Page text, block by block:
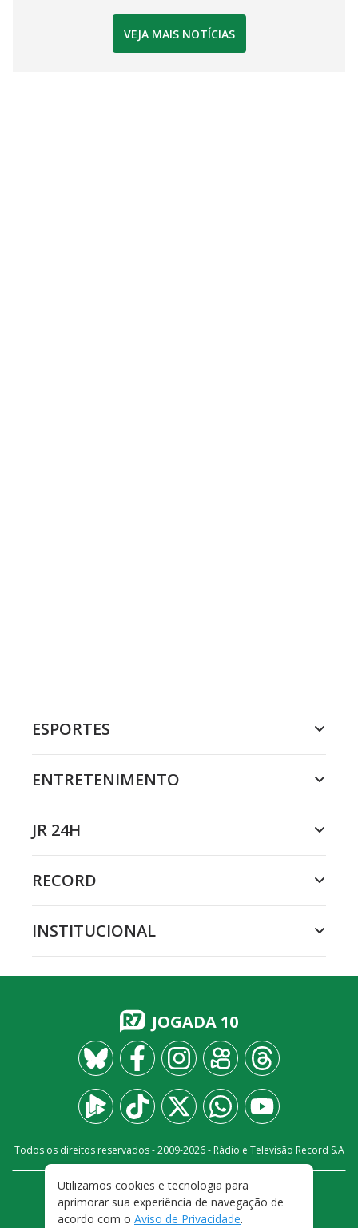
VEJA MAIS NOTÍCIAS
ESPORTES
ENTRETENIMENTO
JR 24H
RECORD
INSTITUCIONAL
JOGADA 10
Todos os direitos reservados - 2009-2026- Rádio e Televisão Record S.A
FALE CONOSCO
PRIVACIDADE
TERMOS E CONDIÇÕES DE USO
Utilizamos cookies e tecnologia para
aprimorar sua experiência de navegação de
acordo com o Aviso de Privacidade.